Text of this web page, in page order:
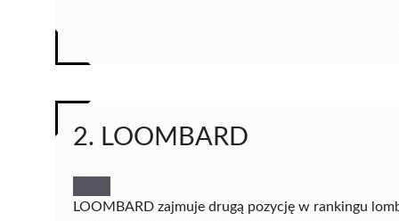
2. LOOMBARD
LOOMBARD zajmuje drugą pozycję w rankingu